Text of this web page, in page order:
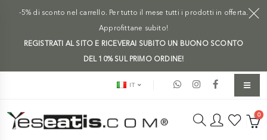
-5% di sconto nel carrello. Per tutto il mese tutti i prodotti in offerta.
Approfittane subito!
REGISTRATI AL SITO E RICEVERAI SUBITO UN BUONO SCONTO
DEL 10% SUL PRIMO ORDINE!
IT
0